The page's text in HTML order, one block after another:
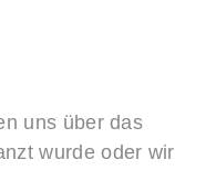
uns über das
wurde oder wir